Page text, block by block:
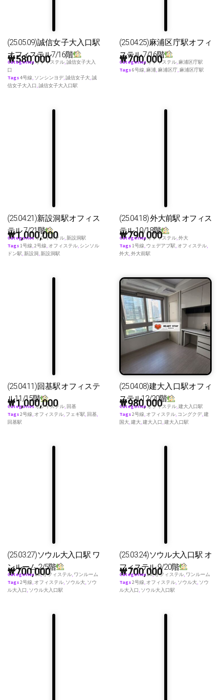
(25.05.09)誠信女子大入口駅
オフィステル7/16階
₩580,000
Categoriesオフィステル,誠信女子大入
口
Tags4号線, ソンシンヨデ,誠信女子大,誠
信女子大入口,誠信女子大入口駅
(25.04.25)麻浦区庁駅オフィ
ステル 7/16階
₩700,000
Categoriesオフィステル, 麻浦区庁駅
Tags6号線, 麻浦, 麻浦区庁, 麻浦区庁駅
(25.04.21)新設洞駅オフィス
テル 7/21階
₩1,000,000
Categoriesオフィステル,新設洞駅
Tags1号線,2号線, オフィステル, シンソル
ドン駅,新設洞 ,新設洞駅
(25.04.18) 外大前駅 オフィス
テル 10/18階
₩790,000
Categoriesオフィステル,外大
Tags1号線, ウェデアプ駅, オフィステル,
外大,外大前駅
(25.04.11)回基駅オフィステ
ル11/15階
₩1,000,000
Categoriesオフィステル, 回基
Tags2号線, オフィステル, フェギ駅, 回基,
回基駅
(25.04.08)建大入口駅オフィ
ステル12/20階
₩980,000
Categoriesオフィステル,建大入口駅
Tags2号線, オフィステル, コングクデ,建
国大,建大,建大入口,建大入口駅
(25.03.27)ソウル大入口駅 ワ
ンルーム 2/5階
₩700,000
Categoriesall,オフィステル, ワンルーム
Tags2号線, オフィステル, ソウル大, ソウ
ル大入口, ソウル大入口駅
(25.03.24)ソウル大入口駅 オ
フィステル 9/20階
₩700,000
Categoriesall,オフィステル, ワンルーム
Tags2号線, オフィステル, ソウル大, ソウ
ル大入口, ソウル大入口駅